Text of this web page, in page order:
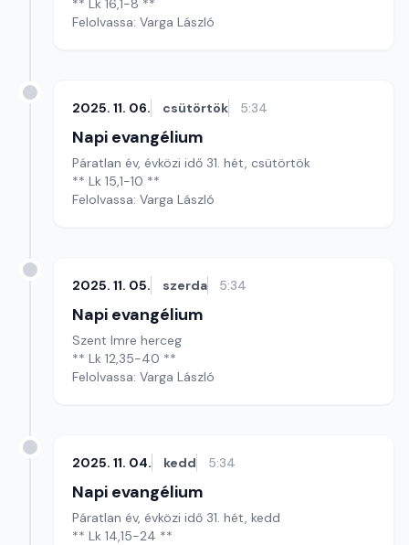
** Lk 16,1-8 **
Felolvassa: Varga László
2025. 11. 06. csütörtök 5:34
Napi evangélium
Páratlan év, évközi idő 31. hét, csütörtök
** Lk 15,1-10 **
Felolvassa: Varga László
2025. 11. 05. szerda 5:34
Napi evangélium
Szent Imre herceg
** Lk 12,35-40 **
Felolvassa: Varga László
2025. 11. 04. kedd 5:34
Napi evangélium
Páratlan év, évközi idő 31. hét, kedd
** Lk 14,15-24 **